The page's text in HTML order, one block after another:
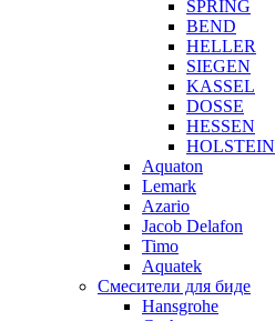
SPRING
BEND
HELLER
SIEGEN
KASSEL
DOSSE
HESSEN
HOLSTEIN
Aquaton
Lemark
Azario
Jacob Delafon
Timo
Aquatek
Смесители для биде
Hansgrohe